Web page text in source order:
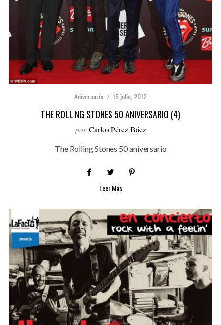
Aniversario 15 julio, 2012
THE ROLLING STONES 50 ANIVERSARIO (4)
por Carlos Pérez Báez
The Rolling Stones 50 aniversario
Leer Más